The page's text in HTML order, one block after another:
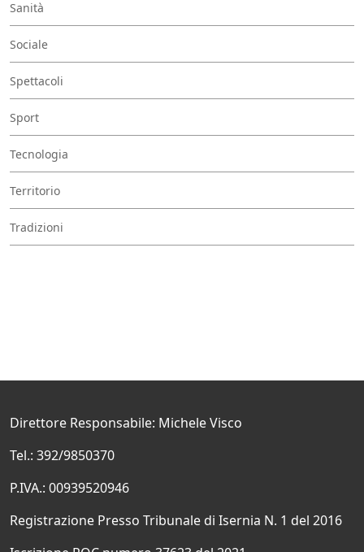
Sanità
Sociale
Spettacoli
Sport
Tecnologia
Territorio
Tradizioni
Direttore Responsabile: Michele Visco
Tel.: 392/9850370
P.IVA.: 00939520946
Registrazione Presso Tribunale di Isernia N. 1 del 2016